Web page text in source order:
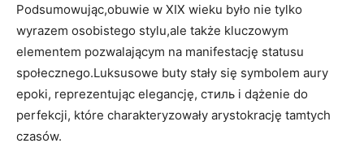
Podsumowując,obuwie w XIX wieku było nie tylko
wyrazem osobistego stylu,ale także kluczowym
elementem pozwalającym na manifestację statusu
społecznego.Luksusowe buty stały się symbolem aury
epoki, reprezentując elegancję, стиль i dążenie do
perfekcji, które charakteryzowały arystokrację tamtych
czasów.